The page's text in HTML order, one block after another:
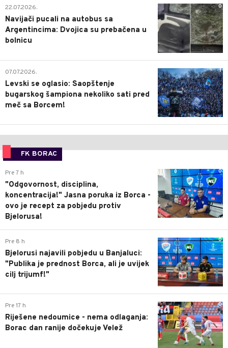
0
22.07.2026.
Navijači pucali na autobus sa
Argentincima: Dvojica su prebačena u
bolnicu
1
07.07.2026.
Levski se oglasio: Saopštenje
bugarskog šampiona nekoliko sati pred
meč sa Borcem!
FK BORAC
0
Pre 7 h
"Odgovornost, disciplina,
koncentracija!" Jasna poruka iz Borca -
ovo je recept za pobjedu protiv
Bjelorusa!
0
Pre 8 h
Bjelorusi najavili pobjedu u Banjaluci:
"Publika je prednost Borca, ali je uvijek
cilj trijumf!"
0
Pre 17 h
Riješene nedoumice - nema odlaganja:
Borac dan ranije dočekuje Velež